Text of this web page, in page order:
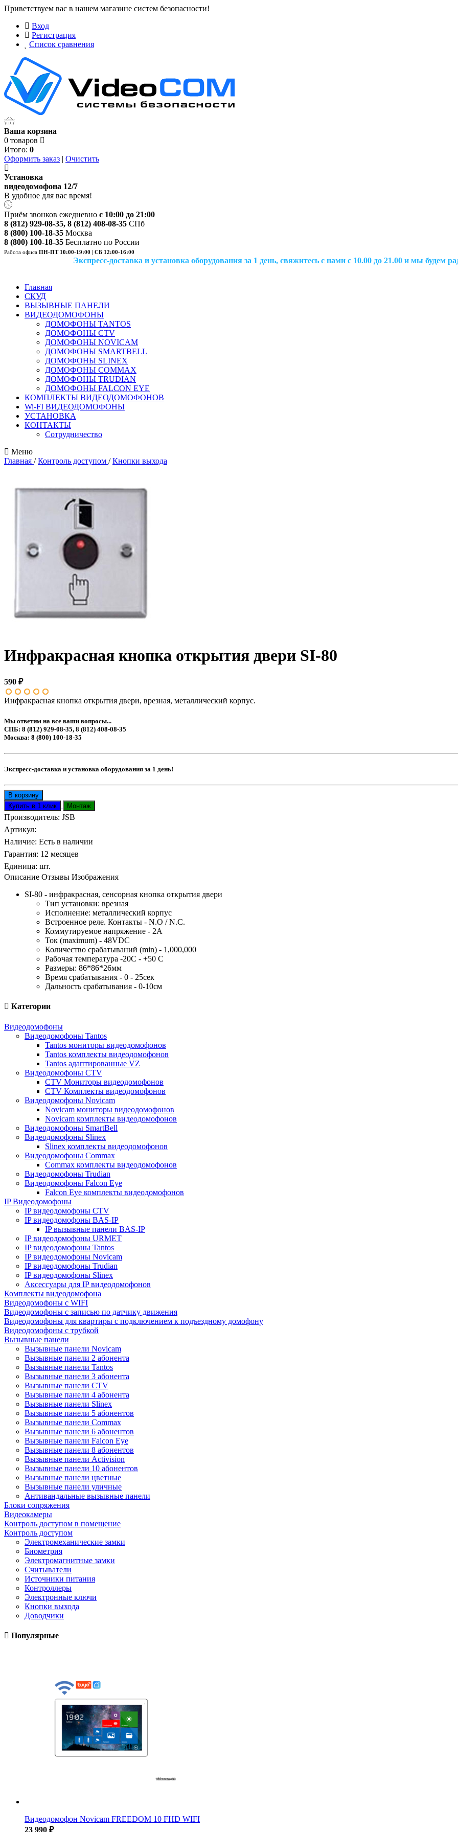
Приветствуем вас в нашем магазине систем безопасности!
Вход
Регистрация
Список сравнения
Ваша корзина
0 товаров
Итого: 0
Оформить заказ | Очистить
Установка
видеодомофона 12/7
В удобное для вас время!
Приём звонков ежедневно с 10:00 до 21:00
8 (812) 929-08-35, 8 (812) 408-08-35 СПб
8 (800) 100-18-35 Москва
8 (800) 100-18-35 Бесплатно по России
Работа офиса ПН-ПТ 10:00-19:00 | СБ 12:00-16:00
Экспресс-доставка и установка оборудования за 1 день, свяжитесь с нами с 10.00 до 21.00 и мы
Главная
СКУД
ВЫЗЫВНЫЕ ПАНЕЛИ
ВИДЕОДОМОФОНЫ
ДОМОФОНЫ TANTOS
ДОМОФОНЫ CTV
ДОМОФОНЫ NOVICAM
ДОМОФОНЫ SMARTBELL
ДОМОФОНЫ SLINEX
ДОМОФОНЫ COMMAX
ДОМОФОНЫ TRUDIAN
ДОМОФОНЫ FALCON EYE
КОМПЛЕКТЫ ВИДЕОДОМОФОНОВ
Wi-FI ВИДЕОДОМОФОНЫ
УСТАНОВКА
КОНТАКТЫ
Сотрудничество
Меню
Главная /Контроль доступом /Кнопки выхода
Инфракрасная кнопка открытия двери SI-80
590 ₽
Инфракрасная кнопка открытия двери, врезная, металлический корпус.
Мы ответим на все ваши вопросы...
СПБ: 8 (812) 929-08-35, 8 (812) 408-08-35
Москва: 8 (800) 100-18-35
Экспресс-доставка и установка оборудования за 1 день!
Производитель: JSB
Артикул:
Наличие: Есть в наличии
Гарантия: 12 месяцев
Единица: шт.
Описание Отзывы Изображения
SI-80 - инфракрасная, сенсорная кнопка открытия двери
Тип установки: врезная
Исполнение: металлический корпус
Встроенное реле. Контакты - N.O / N.C.
Коммутируемое напряжение - 2А
Ток (maximum) - 48VDC
Количество срабатываний (min) - 1,000,000
Рабочая температура -20С - +50 С
Размеры: 86*86*26мм
Время срабатывания - 0 - 25сек
Дальность срабатывания - 0-10см
Категории
Видеодомофоны
Видеодомофоны Tantos
Tantos мониторы видеодомофонов
Tantos комплекты видеодомофонов
Tantos адаптированные VZ
Видеодомофоны CTV
CTV Мониторы видеодомофонов
CTV Комплекты видеодомофонов
Видеодомофоны Novicam
Novicam мониторы видеодомофонов
Novicam комплекты видеодомофонов
Видеодомофоны SmartBell
Видеодомофоны Slinex
Slinex комплекты видеодомофонов
Видеодомофоны Commax
Commax комплекты видеодомофонов
Видеодомофоны Trudian
Видеодомофоны Falcon Eye
Falcon Eye комплекты видеодомофонов
IP Видеодомофоны
IP видеодомофоны CTV
IP видеодомофоны BAS-IP
IP вызывные панели BAS-IP
IP видеодомофоны URMET
IP видеодомофоны Tantos
IP видеодомофоны Novicam
IP видеодомофоны Trudian
IP видеодомофоны Slinex
Аксессуары для IP видеодомофонов
Комплекты видеодомофона
Видеодомофоны с WIFI
Видеодомофоны с записью по датчику движения
Видеодомофоны для квартиры с подключением к подъездному домофону
Видеодомофоны с трубкой
Вызывные панели
Вызывные панели Novicam
Вызывные панели 2 абонента
Вызывные панели Tantos
Вызывные панели 3 абонента
Вызывные панели CTV
Вызывные панели 4 абонента
Вызывные панели Slinex
Вызывные панели 5 абонентов
Вызывные панели Commax
Вызывные панели 6 абонентов
Вызывные панели Falcon Eye
Вызывные панели 8 абонентов
Вызывные панели Activision
Вызывные панели 10 абонентов
Вызывные панели цветные
Вызывные панели уличные
Антивандальные вызывные панели
Блоки сопряжения
Видеокамеры
Контроль доступом в помещение
Контроль доступом
Электромеханические замки
Биометрия
Электромагнитные замки
Считыватели
Источники питания
Контроллеры
Электронные ключи
Кнопки выхода
Доводчики
Популярные
Видеодомофон Novicam FREEDOM 10 FHD WIFI
23 990 ₽